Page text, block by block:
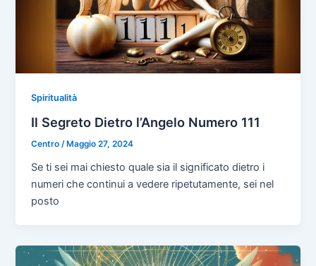
Spiritualità
Il Segreto Dietro l’Angelo Numero 111
Centro/ Maggio 27, 2024
Se ti sei mai chiesto quale sia il significato dietro i
numeri che continui a vedere ripetutamente, sei nel
posto